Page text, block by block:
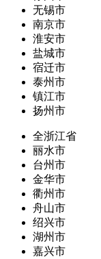
无锡市
南京市
淮安市
盐城市
宿迁市
泰州市
镇江市
扬州市
全浙江省
丽水市
台州市
金华市
衢州市
舟山市
绍兴市
湖州市
嘉兴市